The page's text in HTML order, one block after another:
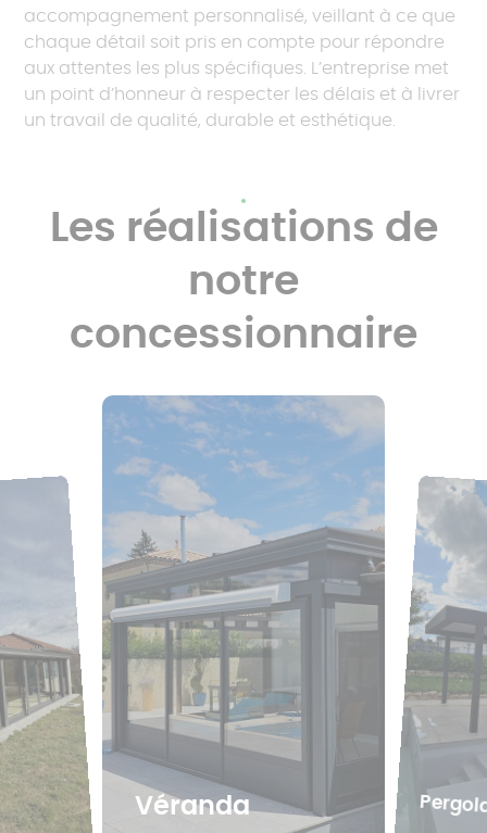
accompagnement personnalisé, veillant à ce que
chaque détail soit pris en compte pour répondre
aux attentes les plus spécifiques. L’entreprise met
un point d’honneur à respecter les délais et à livrer
un travail de qualité, durable et esthétique.
Les réalisations de
notre
concessionnaire
Véranda